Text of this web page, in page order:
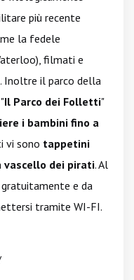
più recente
la fedele
filmati e
Inoltre il parco della
Il Parco dei Folletti"
i bambini fino a
vi sono tappetini
vascello dei pirati. Al
e da
tramite WI-FI.